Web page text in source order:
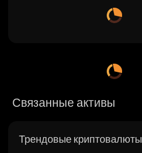
Связанные активы
Трендовые криптовалюты